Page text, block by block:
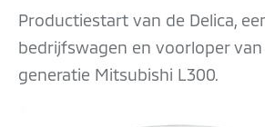
Productiestart van de Delica,
bedrijfswagen en voorloper
generatie Mitsubishi L300.